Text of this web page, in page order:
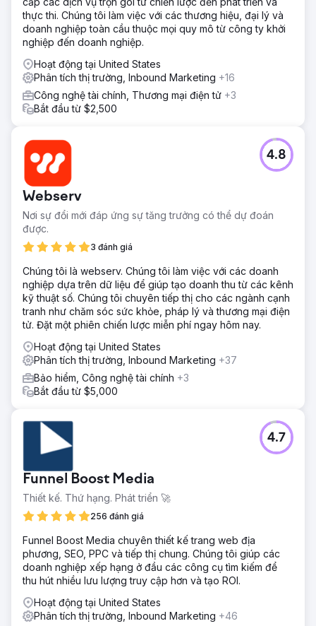
thực thi. Chúng tôi làm việc với các thương hiệu, đại lý và
doanh nghiệp toàn cầu thuộc mọi quy mô từ công ty khởi
nghiệp đến doanh nghiệp.
Hoạt động tại United States
Phân tích thị trường, Inbound Marketing +16
Công nghệ tài chính, Thương mại điện tử +3
Bắt đầu từ $2,500
Webserv
Nơi sự đổi mới đáp ứng sự tăng trưởng có thể dự đoán
được.
3 đánh giá
4.8
Chúng tôi là webserv. Chúng tôi làm việc với các doanh
nghiệp dựa trên dữ liệu để giúp tạo doanh thu từ các kênh
kỹ thuật số. Chúng tôi chuyên tiếp thị cho các ngành cạnh
tranh như chăm sóc sức khỏe, pháp lý và thương mại điện
tử. Đặt một phiên chiến lược miễn phí ngay hôm nay.
Hoạt động tại United States
Phân tích thị trường, Inbound Marketing +37
Bảo hiểm, Công nghệ tài chính +3
Bắt đầu từ $5,000
Funnel Boost Media
Thiết kế. Thứ hạng. Phát triển 🚀
256 đánh giá
4.7
Funnel Boost Media chuyên thiết kế trang web địa
phương, SEO, PPC và tiếp thị chung. Chúng tôi giúp các
doanh nghiệp xếp hạng ở đầu các công cụ tìm kiếm để
thu hút nhiều lưu lượng truy cập hơn và tạo ROI.
Hoạt động tại United States
Phân tích thị trường, Inbound Marketing +46